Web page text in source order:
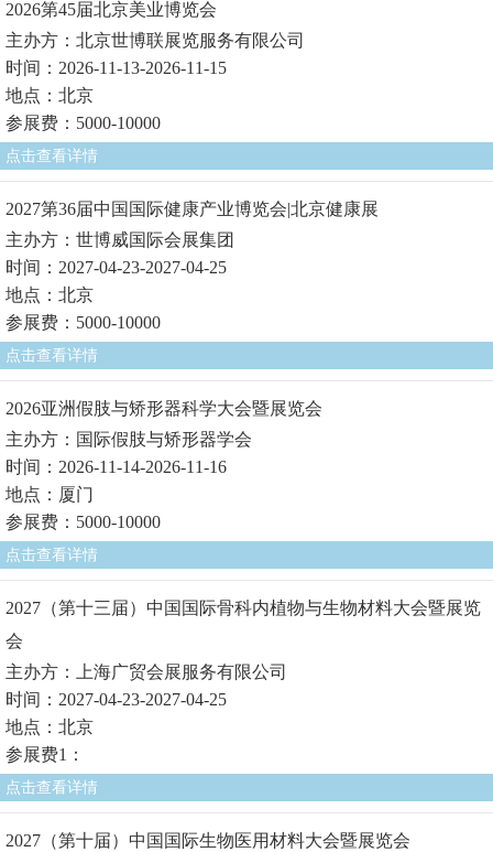
2026第45届北京美业博览会
主办方：北京世博联展览服务有限公司
时间：2026-11-13-2026-11-15
地点：北京
参展费：5000-10000
点击查看详情
2027第36届中国国际健康产业博览会|北京健康展
主办方：世博威国际会展集团
时间：2027-04-23-2027-04-25
地点：北京
参展费：5000-10000
点击查看详情
2026亚洲假肢与矫形器科学大会暨展览会
主办方：国际假肢与矫形器学会
时间：2026-11-14-2026-11-16
地点：厦门
参展费：5000-10000
点击查看详情
2027（第十三届）中国国际骨科内植物与生物材料大会暨展览
会
主办方：上海广贸会展服务有限公司
时间：2027-04-23-2027-04-25
地点：北京
参展费1：
点击查看详情
2027（第十届）中国国际生物医用材料大会暨展览会